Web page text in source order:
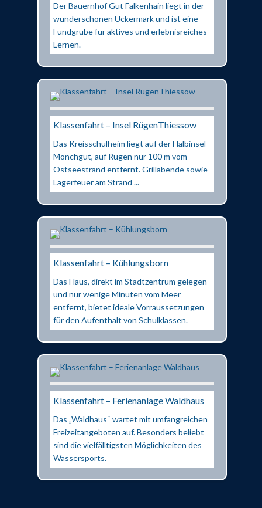
Der Bauernhof Gut Falkenhain liegt in der
wunderschönen Uckermark und ist eine
Fundgrube für aktives und erlebnisreiches
Lernen.
Klassenfahrt – Insel RügenThiessow
Das Kreisschulheim liegt auf der Halbinsel
Mönchgut, auf Rügen nur 100 m vom
Ostseestrand entfernt. Grillabende sowie
Lagerfeuer am Strand ...
Klassenfahrt – Kühlungsborn
Das Haus, direkt im Stadtzentrum gelegen
und nur wenige Minuten vom Meer
entfernt, bietet ideale Vorraussetzungen
für den Aufenthalt von Schulklassen.
Klassenfahrt – Ferienanlage Waldhaus
Das „Waldhaus“ wartet mit umfangreichen
Freizeitangeboten auf. Besonders beliebt
sind die vielfälltigsten Möglichkeiten des
Wassersports.